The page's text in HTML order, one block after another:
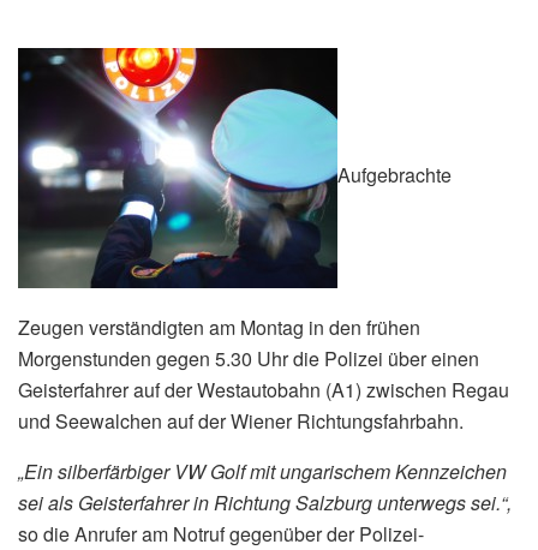
Aufgebrachte
Zeugen verständigten am Montag in den frühen
Morgenstunden gegen 5.30 Uhr die Polizei über einen
Geisterfahrer auf der Westautobahn (A1) zwischen Regau
und Seewalchen auf der Wiener Richtungsfahrbahn.
„Ein silberfärbiger VW Golf mit ungarischem Kennzeichen
sei als Geisterfahrer in Richtung Salzburg unterwegs sei.“,
so die Anrufer am Notruf gegenüber der Polizei-